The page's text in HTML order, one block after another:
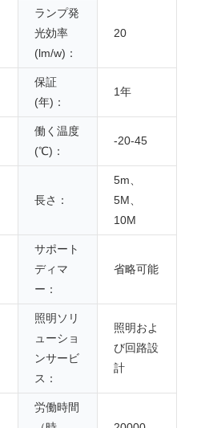
ランプ発
光効率
(lm/w)：
20
保証
(年)：
1年
働く温度
(℃)：
-20-45
長さ：
5m、
5M、
10M
サポート
ディマ
ー：
省略可能
照明ソリ
ューショ
ンサービ
ス：
照明およ
び回路設
計
労働時間